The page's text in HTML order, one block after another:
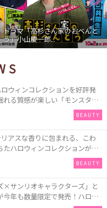
マ「高杉さん家のおべんと
」小山慶一郎...
ウィンコレクションを好評発
れる質感が楽しい「モンスター
の「ゴースティー」「パンキン
BEAUTY
アスな香りに包まれる、こわ
たハロウィンコレクションが新
かれたバスアイテムを組み合わ
完成させる新作「モンスター・
リーズなど♪
BEAUTY
×サンリオキャラクターズ」と
今年も数量限定で発売！ハロー